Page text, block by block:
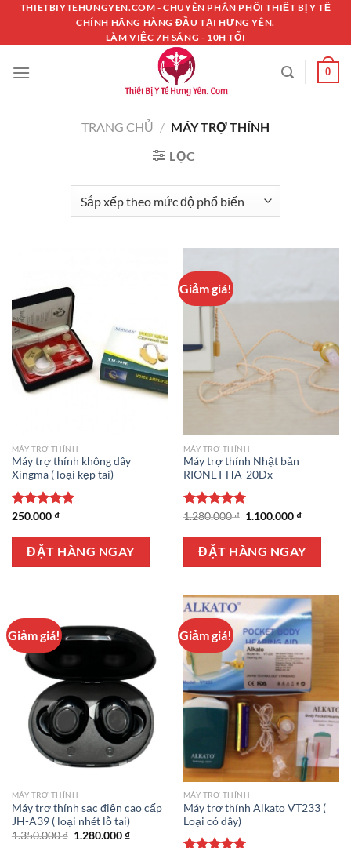
Chuyển
nội
dung
THIETBIYTEHUNGYEN.COM - CHUYÊN PHÂN PHỐI THIẾT BỊ Y TẾ
CHÍNH HÃNG HÀNG ĐẦU TẠI HƯNG YÊN.
LÀM VIỆC 7H SÁNG - 10H TỐI
0
TRANG CHỦ / MÁY TRỢ THÍNH
LỌC
MÁY TRỢ THÍNH
Máy trợ thính không dây
Xingma ( loại kẹp tai)
Được xếp
5 sao
250.000₫
ĐẶT HÀNG NGAY
Giảm giá!
MÁY TRỢ THÍNH
Máy trợ thính Nhật bản
RIONET HA-20Dx
Được xếp
5 sao
1.280.000₫ Giá
là:
1.280.000 ₫.
1.100.000₫Giá
tại
là:
1.100.000
ĐẶT HÀNG NGAY
Giảm giá!
MÁY TRỢ THÍNH
Máy trợ thính sạc điện cao cấp
JH-A39 ( loại nhét lỗ tai)
1.350.000₫ Giá
1.280.000₫Giá
Giảm giá!
MÁY TRỢ THÍNH
Máy trợ thính Alkato VT233 (
Loại có dây)